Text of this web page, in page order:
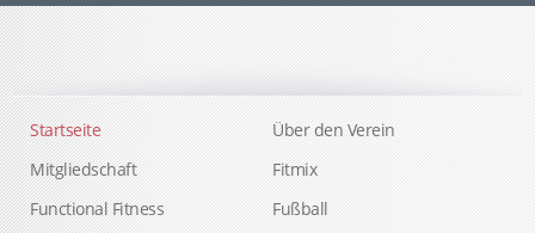
Startseite
Über den Verein
Mitgliedschaft
Fitmix
Functional Fitness
Fußball